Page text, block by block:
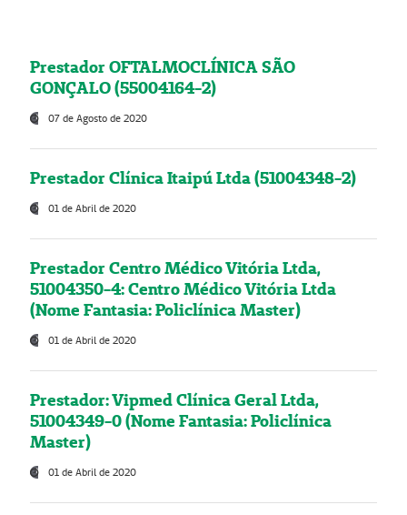
Prestador OFTALMOCLÍNICA SÃO
GONÇALO (55004164-2)
07 de Agosto de 2020
Prestador Clínica Itaipú Ltda (51004348-2)
01 de Abril de 2020
Prestador Centro Médico Vitória Ltda,
51004350-4: Centro Médico Vitória Ltda
(Nome Fantasia: Policlínica Master)
01 de Abril de 2020
Prestador: Vipmed Clínica Geral Ltda,
51004349-0 (Nome Fantasia: Policlínica
Master)
01 de Abril de 2020